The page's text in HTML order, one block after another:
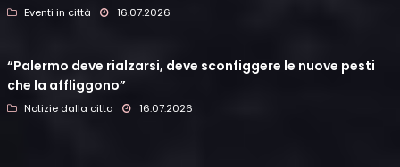
Eventi in città 16.07.2026
“Palermo deve rialzarsi, deve sconfiggere le nuove pesti
che la affliggono”
Notizie dalla citta 16.07.2026